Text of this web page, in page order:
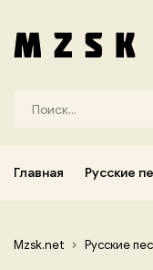
Главная Русские
Mzsk.net Русские
Узбекские песни